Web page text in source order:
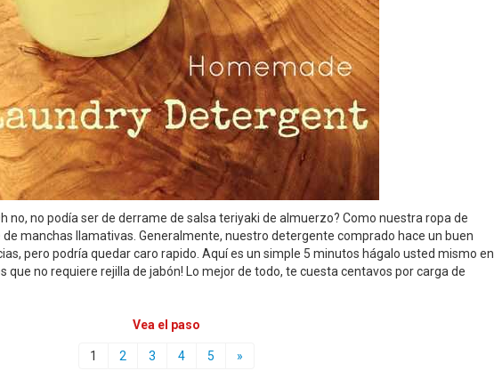
no, no podía ser de derrame de salsa teriyaki de almuerzo? Como nuestra ropa de
manchas llamativas. Generalmente, nuestro detergente comprado hace un buen
pero podría quedar caro rapido. Aquí es un simple 5 minutos hágalo usted mismo en
no requiere rejilla de jabón! Lo mejor de todo, te cuesta centavos por carga de
Vea el paso
1 2 3 4 5 »